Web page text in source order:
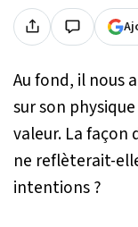
Au fond, il nous
sur son
valeur. La
ne reflèterait-
intentions ?